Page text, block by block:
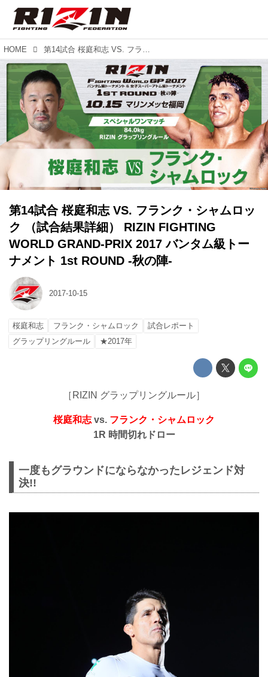
HOME 第14試合 桜庭和志 VS. フランク・シャムロック （試合結果詳細） RIZIN FIGHTING WORLD GRAND-PRIX 2017 バンタム級トーナメント 1st ROUND -秋の陣-
第14試合 桜庭和志 VS. フランク・シャムロッ
ク （試合結果詳細） RIZIN FIGHTING
WORLD GRAND-PRIX 2017 バンタム級トー
ナメント 1st ROUND -秋の陣-
2017-10-15
桜庭和志 フランク・シャムロック
試合レポート
グラップリングルール
★2017年
［RIZIN グラップリングルール］
桜庭和志 vs. フランク・シャムロック
1R 時間切れドロー
一度もグラウンドにならなかったレジェンド対
決!!